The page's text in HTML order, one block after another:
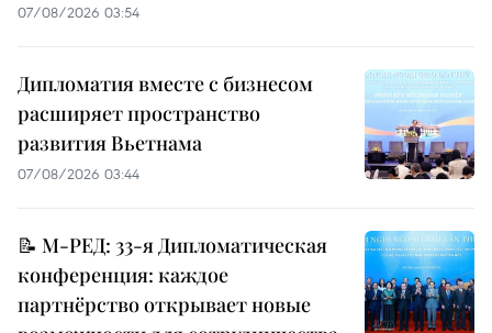
07/08/2026 03:54
Дипломатия вместе с бизнесом
расширяет пространство
развития Вьетнама
07/08/2026 03:44
📝 М-РЕД: 33-я Дипломатическая
конференция: каждое
партнёрство открывает новые